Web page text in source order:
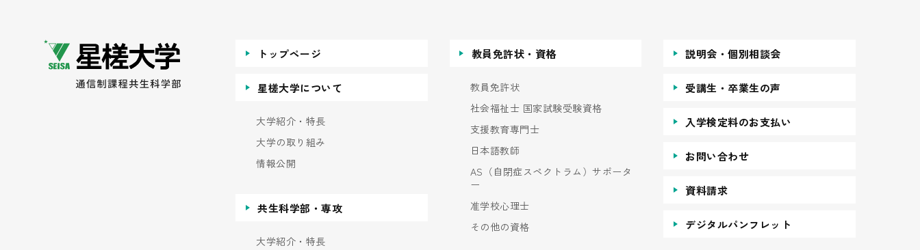
トップページ
星槎大学について
大学紹介・特長
大学の取り組み
情報公開
共生科学部・専攻
大学紹介・特長
教員免許状・資格
教員免許状
社会福祉士 国家試験受験資格
支援教育専門士
日本語教師
AS（自閉症スペクトラム）サポータ
ー
准学校心理士
その他の資格
説明会・個別相談会
受講生・卒業生の声
入学検定料のお支払い
お問い合わせ
資料請求
デジタルパンフレット